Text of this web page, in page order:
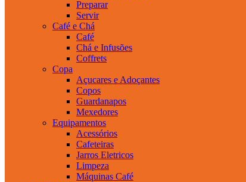
Preparar
Servir
Café e Chá
Café
Chá e Infusões
Coffrets
Copa
Açucares e Adoçantes
Copos
Guardanapos
Mexedores
Equipamentos
Acessórios
Cafeteiras
Jarros Eletricos
Limpeza
Máquinas Café